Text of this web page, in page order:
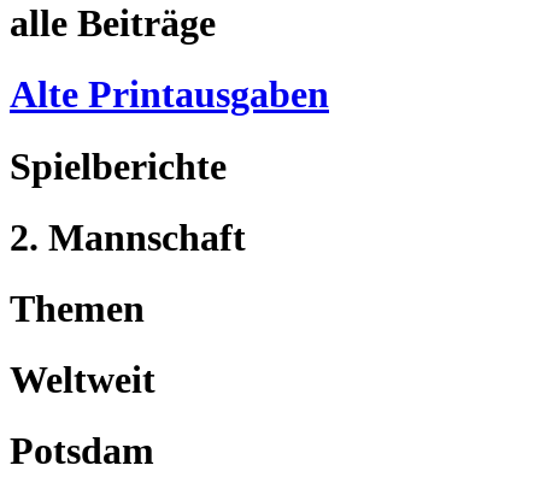
alle Beiträge
Alte Printausgaben
Spielberichte
2. Mannschaft
Themen
Weltweit
Potsdam